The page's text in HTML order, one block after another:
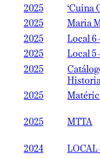
2025
‘Cuina
2025
Maria
2025
Local 6
2025
Local 5
2025
2025
2025
MTTA
2024
LOCAL